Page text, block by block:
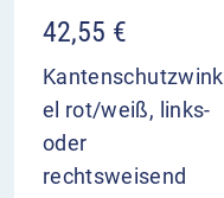
42,55 €
Kantenschutzwink
el rot/weiß, links-
oder
rechtsweisend